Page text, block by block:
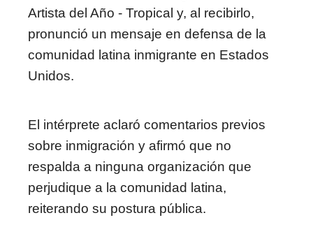
Artista del Año - Tropical y, al recibirlo,
pronunció un mensaje en defensa de la
comunidad latina inmigrante en Estados
Unidos.
El intérprete aclaró comentarios previos
sobre inmigración y afirmó que no
respalda a ninguna organización que
perjudique a la comunidad latina,
reiterando su postura pública.